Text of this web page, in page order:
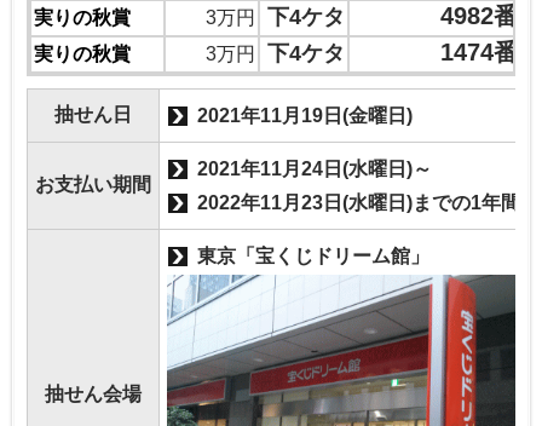
実りの秋賞 3万円 下4ケタ 4982番
実りの秋賞 3万円 下4ケタ 1474番
抽せん日 2021年11月19日(金曜日)
お支払い期間
2021年11月24日(水曜日)～
2022年11月23日(水曜日)までの1年間
抽せん会場
東京「宝くじドリーム館」